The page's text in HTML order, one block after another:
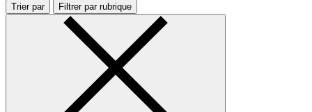
Trier par Filtrer par rubrique